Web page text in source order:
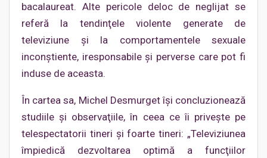
bacalaureat. Alte pericole deloc de neglijat se
referă la tendinţele violente generate de
televiziune şi la comportamentele sexuale
inconştiente, iresponsabile şi perverse care pot fi
induse de aceasta.
În cartea sa, Michel Desmurget îşi concluzionează
studiile şi observaţiile, în ceea ce îi priveşte pe
telespectatorii tineri şi foarte tineri: „Televiziunea
împiedică dezvoltarea optimă a funcţiilor